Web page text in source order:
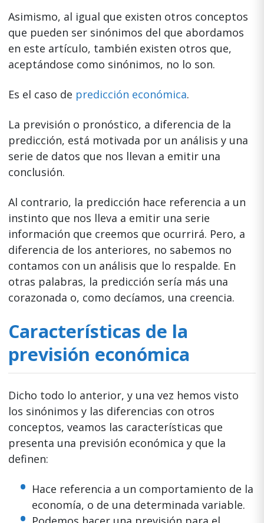
Asimismo, al igual que existen otros conceptos
que pueden ser sinónimos del que abordamos
en este artículo, también existen otros que,
aceptándose como sinónimos, no lo son.
Es el caso de predicción económica.
La previsión o pronóstico, a diferencia de la
predicción, está motivada por un análisis y una
serie de datos que nos llevan a emitir una
conclusión.
Al contrario, la predicción hace referencia a un
instinto que nos lleva a emitir una serie
información que creemos que ocurrirá. Pero, a
diferencia de los anteriores, no sabemos no
contamos con un análisis que lo respalde. En
otras palabras, la predicción sería más una
corazonada o, como decíamos, una creencia.
Características de la
previsión económica
Dicho todo lo anterior, y una vez hemos visto
los sinónimos y las diferencias con otros
conceptos, veamos las características que
presenta una previsión económica y que la
definen:
Hace referencia a un comportamiento de la
economía, o de una determinada variable.